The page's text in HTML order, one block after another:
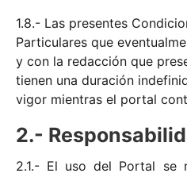
1.8.- Las presentes
Particulares que
y con la redacción que
tienen una duración
vigor mientras el portal
2.-
2.1.- El uso del Portal se